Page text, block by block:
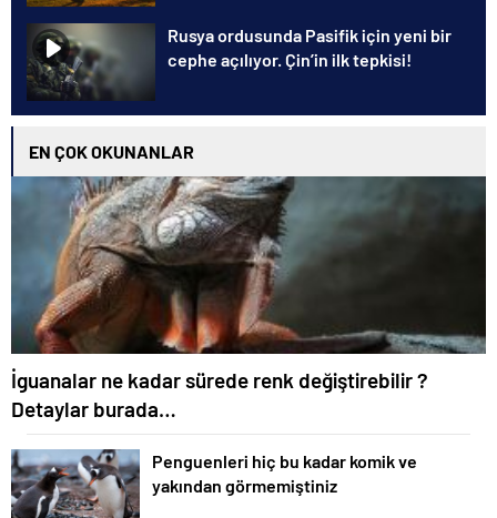
Rusya ordusunda Pasifik için yeni bir
cephe açılıyor. Çin’in ilk tepkisi!
EN ÇOK OKUNANLAR
İguanalar ne kadar sürede renk değiştirebilir ?
Detaylar burada…
Penguenleri hiç bu kadar komik ve
yakından görmemiştiniz